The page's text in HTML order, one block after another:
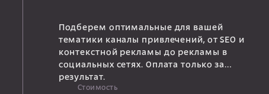
Подберем оптимальные для вашей
тематики каналы привлечений, от SEO и
контекстной рекламы до рекламы в
социальных сетях. Оплата только за
результат.
Стоимость